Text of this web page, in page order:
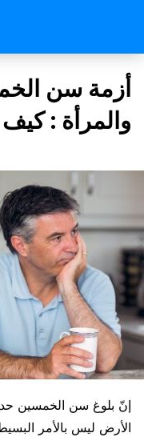
أزمة سن
والمرأة :
إنّ بلوغ سن الخمسين
الأرض ليس بالأمر